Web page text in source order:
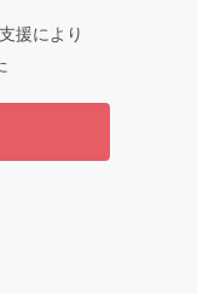
援により